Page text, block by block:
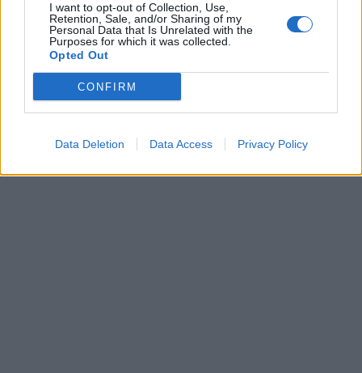
I want to opt-out of Collection, Use,
Retention, Sale, and/or Sharing of my
Personal Data that Is Unrelated with the
Purposes for which it was collected.
Opted Out
CONFIRM
Data Deletion Data Access Privacy Policy